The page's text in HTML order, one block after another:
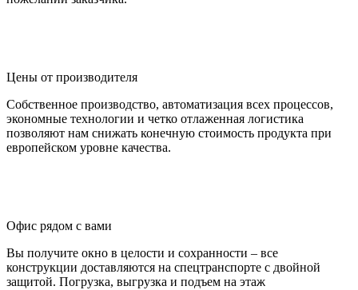
Цены от производителя
европейском уровне качества.
Офис рядом с вами
Вы получите окно в целости и сохранности – все
конструкции доставляются на спецтранспорте с двойной
Безопасность для детей
Сделать окно максимально безопасным для детей реально как
еще до его монтажа, заказав соответствующую комплектацию,
так и после, заменив обычные ручки специальными.